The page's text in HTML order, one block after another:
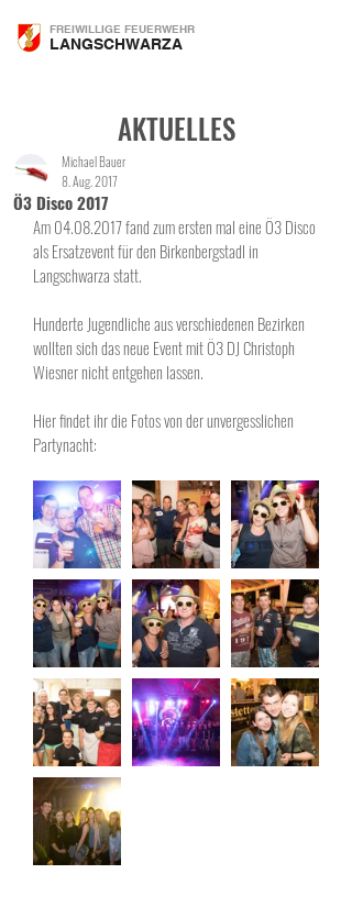
FREIWILLIGE FEUERWEHR
LANGSCHWARZA
AKTUELLES
Ö3 Disco 2017
Michael Bauer
8. Aug. 2017
Am 04.08.2017 fand zum ersten mal eine Ö3 Disco
als Ersatzevent für den Birkenbergstadl in
Langschwarza statt.
Hunderte Jugendliche aus verschiedenen Bezirken
wollten sich das neue Event mit Ö3 DJ Christoph
Wiesner nicht entgehen lassen.
Hier findet ihr die Fotos von der unvergesslichen
Partynacht: